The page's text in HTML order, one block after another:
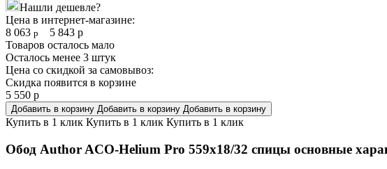
Нашли дешевле?
Цена в интернет-магазине:
8 063 р 5 843 р
Товаров осталось мало
Осталось менее 3 штук
Цена со скидкой за самовывоз:
Скидка появится в корзине
5 550 р
Добавить в корзину Добавить в корзину Добавить в корзину
Купить в 1 клик Купить в 1 клик Купить в 1 клик
Обод Author ACO-Helium Pro 559x18/32 спицы основные